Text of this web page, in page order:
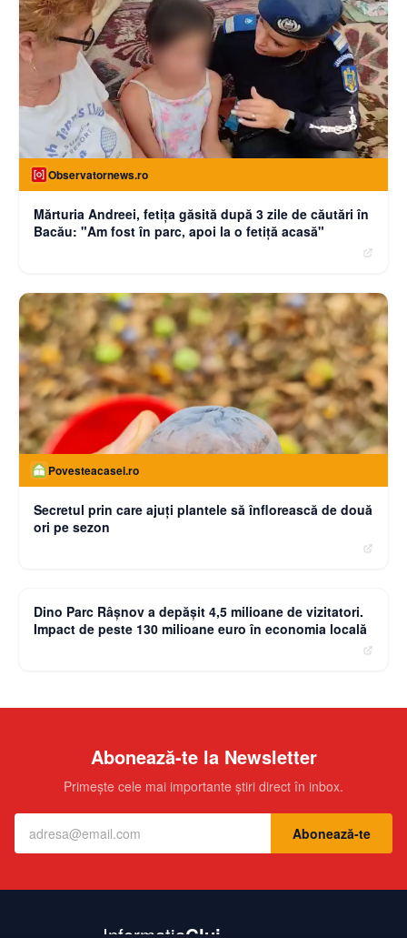
Observatornews.ro
Mărturia Andreei, fetiţa găsită după 3 zile de căutări în
Bacău: "Am fost în parc, apoi la o fetiţă acasă"
Povesteacasei.ro
Secretul prin care ajuți plantele să înflorească de două
ori pe sezon
Dino Parc Râșnov a depășit 4,5 milioane de vizitatori.
Impact de peste 130 milioane euro în economia locală
Abonează-te la Newsletter
Primește cele mai importante știri direct în inbox.
Abonează-te